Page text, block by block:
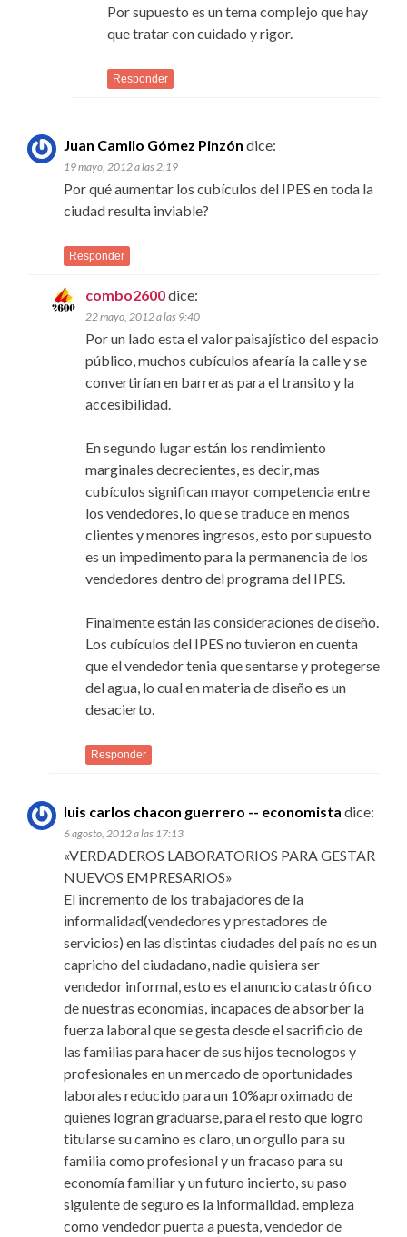
Por supuesto es un tema complejo que hay
que tratar con cuidado y rigor.
Responder
Juan Camilo Gómez Pinzón dice:
19 mayo, 2012 a las 2:19
Por qué aumentar los cubículos del IPES en toda la
ciudad resulta inviable?
Responder
combo2600dice:
22 mayo, 2012 a las 9:40
Por un lado esta el valor paisajístico del espacio
público, muchos cubículos afearía la calle y se
convertirían en barreras para el transito y la
accesibilidad.
En segundo lugar están los rendimiento
marginales decrecientes, es decir, mas
cubículos significan mayor competencia entre
los vendedores, lo que se traduce en menos
clientes y menores ingresos, esto por supuesto
es un impedimento para la permanencia de los
vendedores dentro del programa del IPES.
Finalmente están las consideraciones de diseño.
Los cubículos del IPES no tuvieron en cuenta
que el vendedor tenia que sentarse y protegerse
del agua, lo cual en materia de diseño es un
desacierto.
Responder
luis carlos chacon guerrero -- economista dice:
6 agosto, 2012 a las 17:13
«VERDADEROS LABORATORIOS PARA GESTAR
NUEVOS EMPRESARIOS»
El incremento de los trabajadores de la
informalidad(vendedores y prestadores de
servicios) en las distintas ciudades del país no es un
capricho del ciudadano, nadie quisiera ser
vendedor informal, esto es el anuncio catastrófico
de nuestras economías, incapaces de absorber la
fuerza laboral que se gesta desde el sacrificio de
las familias para hacer de sus hijos tecnologos y
profesionales en un mercado de oportunidades
laborales reducido para un 10%aproximado de
quienes logran graduarse, para el resto que logro
titularse su camino es claro, un orgullo para su
familia como profesional y un fracaso para su
economía familiar y un futuro incierto, su paso
siguiente de seguro es la informalidad. empieza
como vendedor puerta a puesta, vendedor de